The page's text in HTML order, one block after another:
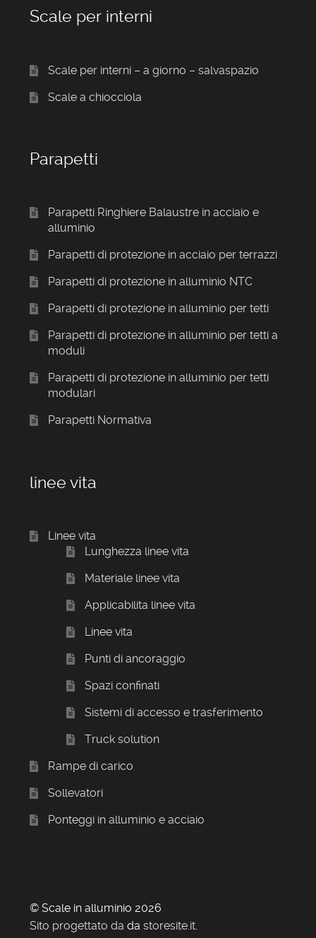
Scale per interni
Scale per interni – a giorno – salvaspazio
Scale a chiocciola
Parapetti
Parapetti Ringhiere Balaustre in acciaio e
alluminio
Parapetti di protezione in acciaio per terrazzi
Parapetti di protezione in alluminio NTC
Parapetti di protezione in alluminio per tetti
Parapetti di protezione in alluminio per tetti a
moduli
Parapetti di protezione in alluminio per tetti
modulari
Parapetti Normativa
linee vita
Linee vita
Lunghezza linee vita
Materiale linee vita
Applicabilita linee vita
Linee vita
Punti di ancoraggio
Spazi confinati
Sistemi di accesso e trasferimento
Truck solution
Rampe di carico
Sollevatori
Ponteggi in alluminio e acciaio
© Scale in alluminio 2026
Sito progettato da da storesite.it.